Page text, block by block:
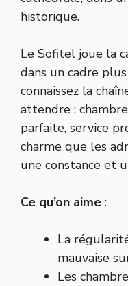
historique.
Le Sofitel joue la
dans un cadre
connaissez la
attendre :
parfaite, service
charme que les
une constance et
Ce qu’on aime :
La
mauvaise
Les